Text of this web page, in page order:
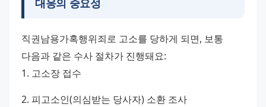
대응의 중요성
직권남용가혹행위죄로 고소를 당하게 되면, 보통
다음과 같은 수사 절차가 진행돼요:
1. 고소장 접수
2. 피고소인(의심받는 당사자) 소환 조사